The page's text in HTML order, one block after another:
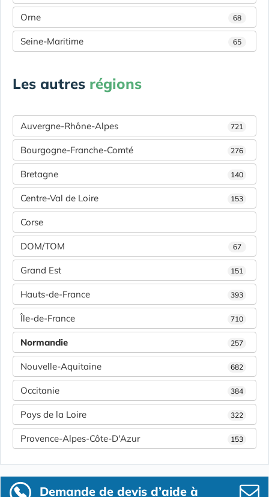
Orne 68
Seine-Maritime 65
Les autres régions
Auvergne-Rhône-Alpes 721
Bourgogne-Franche-Comté 276
Bretagne 140
Centre-Val de Loire 153
Corse
DOM/TOM 67
Grand Est 151
Hauts-de-France 393
Île-de-France 710
Normandie 257
Nouvelle-Aquitaine 682
Occitanie 384
Pays de la Loire 322
Provence-Alpes-Côte-D'Azur 153
Demande de devis d’aide à